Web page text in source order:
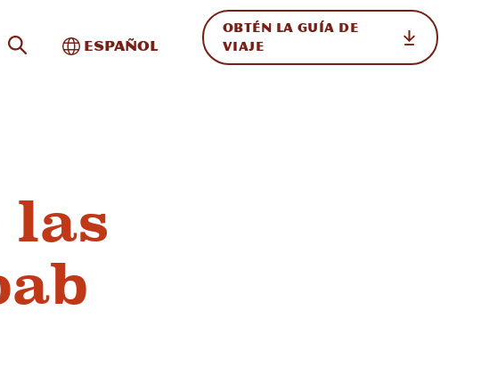
Búsqueda en el sitio
Alternar Internacional
Español
OBTÉN LA GUÍA DE
VIAJE
las